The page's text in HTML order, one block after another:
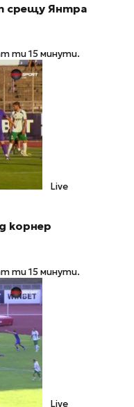
срещу Янтра
ти 15 минути.
Live
корнер
ти 15 минути.
Live